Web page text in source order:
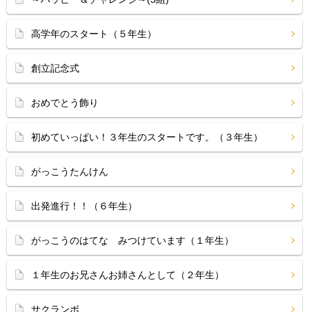
高学年のスタート（５年生）
創立記念式
おめでとう飾り
初めていっぱい！３年生のスタートです。（３年生）
がっこうたんけん
出発進行！！（６年生）
がっこうのはてな みつけています（１年生）
１年生のお兄さんお姉さんとして（２年生）
サクランボ